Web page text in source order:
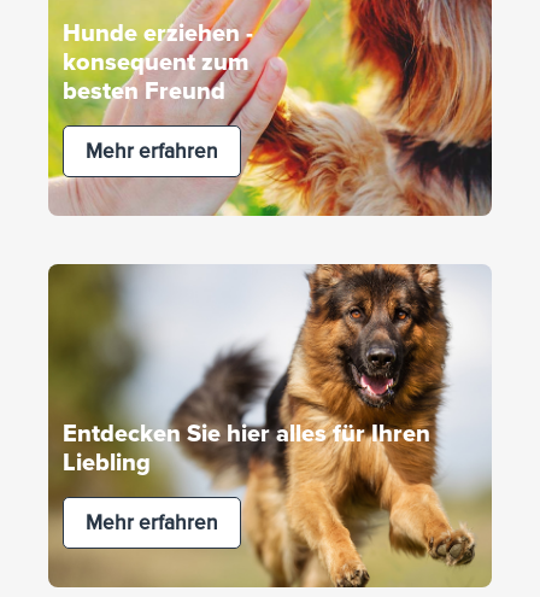
Hunde erziehen -
konsequent zum
besten Freund
Mehr erfahren
Entdecken Sie hier alles für Ihren
Liebling
Mehr erfahren